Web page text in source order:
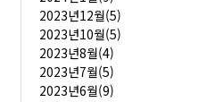
2023년12월(5)
2023년10월(5)
2023년8월(4)
2023년7월(5)
2023년6월(9)